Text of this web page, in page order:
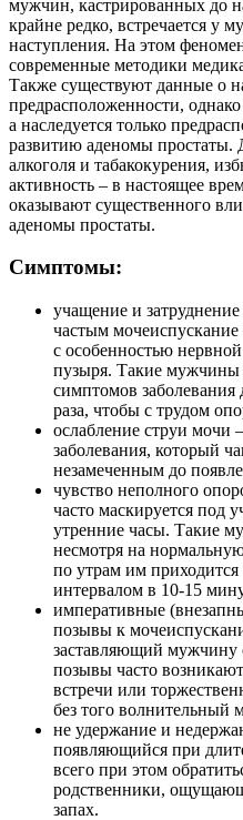
мужчин, кастрированных до
крайне редко, встречается у
наступления. На этом
современные методики
Также существуют данные о
предрасположенности,
а наследуется только
развитию аденомы простаты.
алкоголя и табакокурения,
активность – в настоящее
оказывают существенного
аденомы простаты.
Симптомы:
учащение и
частым мочеиспускание
с особенностью
пузыря. Такие мужчины
симптомов заболевания
раза, чтобы с трудом
ослабление струи мочи
заболевания, который
незамеченным до
чувство неполного
часто маскируется под
утренние часы. Такие
несмотря на
по утрам им приходится
интервалом в 10-15
императивные
позывы к
заставляющий мужчину
позывы часто
встречи или
без того волнительный
не удержание и
появляющийся при
всего при этом
родственники,
запах.